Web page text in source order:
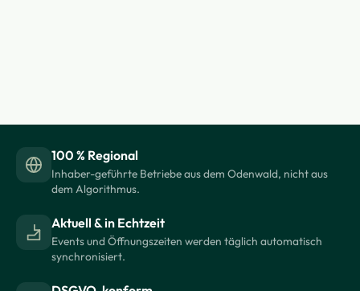
100 % Regional
Inhaber-geführte Betriebe aus dem Odenwald, nicht aus
dem Algorithmus.
Aktuell & in Echtzeit
Events und Öffnungszeiten werden täglich automatisch
synchronisiert.